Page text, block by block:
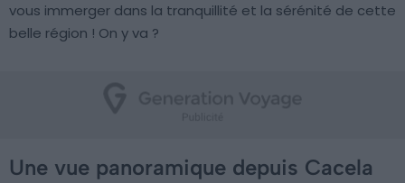
vous immerger dans la tranquillité et la sérénité de cette
belle région ! On y va ?
Une vue panoramique depuis Cacela